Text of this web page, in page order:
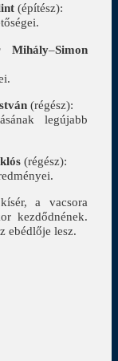
(építész):
Mihály–Simon
(régész):
legújabb
(régész):
a vacsora
kezdődnének.
ebédlője lesz.